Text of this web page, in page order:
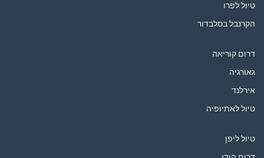
טיול לפרו
הקרנבל בסלבדור
דרום קוריאה
גאורגיה
אירלנד
טיול לאתיופיה
טיול ליפן